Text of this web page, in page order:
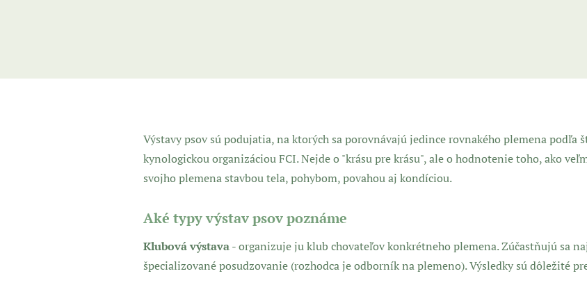
Výstavy psov sú podujatia, na ktorých sa porovnávajú jedince rovnakého plemena podľa
kynologickou organizáciou FCI. Nejde o "krásu pre krásu", ale o hodnotenie toho, ako
svojho plemena stavbou tela, pohybom, povahou aj kondíciou.
Aké typy výstav psov poznáme
Klubová výstava- organizuje ju klub chovateľov konkrétneho plemena. Zúčastňujú sa
špecializované posudzovanie (rozhodca je odborník na plemeno). Výsledky sú dôležité